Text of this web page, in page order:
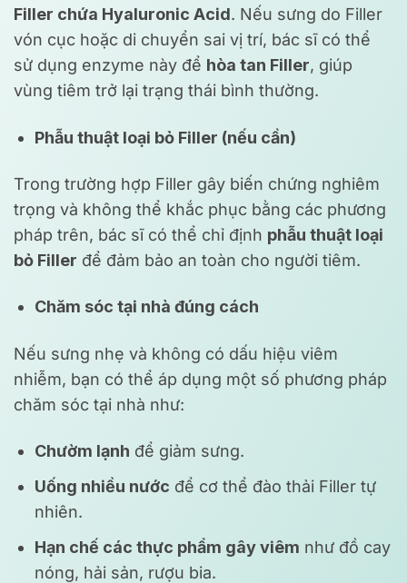
Filler chứa Hyaluronic Acid. Nếu sưng do Filler
vón cục hoặc di chuyển sai vị trí, bác sĩ có thể
sử dụng enzyme này để hòa tan Filler, giúp
vùng tiêm trở lại trạng thái bình thường.
Phẫu thuật loại bỏ Filler (nếu cần)
Trong trường hợp Filler gây biến chứng nghiêm
trọng và không thể khắc phục bằng các phương
pháp trên, bác sĩ có thể chỉ định phẫu thuật loại
bỏ Filler để đảm bảo an toàn cho người tiêm.
Chăm sóc tại nhà đúng cách
Nếu sưng nhẹ và không có dấu hiệu viêm
nhiễm, bạn có thể áp dụng một số phương pháp
chăm sóc tại nhà như:
Chườm lạnh để giảm sưng.
Uống nhiều nước để cơ thể đào thải Filler tự
nhiên.
Hạn chế các thực phẩm gây viêm như đồ cay
nóng, hải sản, rượu bia.